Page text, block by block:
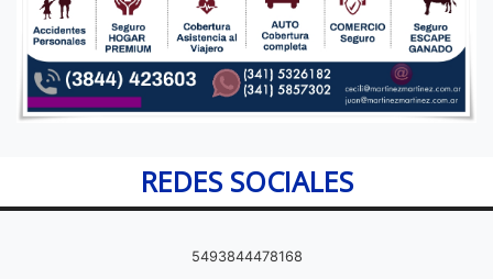
REDES SOCIALES
5493844478168